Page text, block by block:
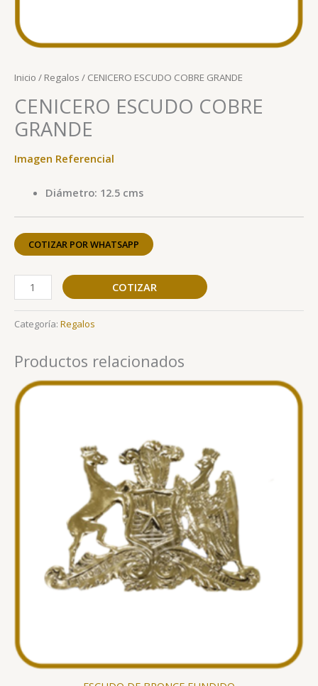
Inicio / Regalos / CENICERO ESCUDO COBRE GRANDE
CENICERO ESCUDO COBRE
GRANDE
Imagen Referencial
Diámetro: 12.5 cms
COTIZAR POR WHATSAPP
COTIZAR
Categoría: Regalos
Productos relacionados